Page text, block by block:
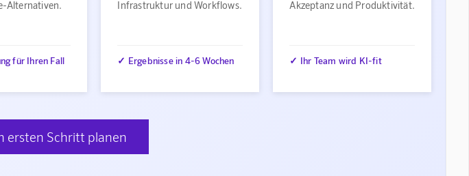
Alternativen.
für Ihren Fall
Infrastruktur und Workflows.
✓ Ergebnisse in 4-6 Wochen
Akzeptanz und Produktivität.
✓ Ihr Team wird KI-fit
ersten Schritt planen